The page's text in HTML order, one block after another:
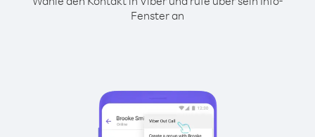
Fenster an